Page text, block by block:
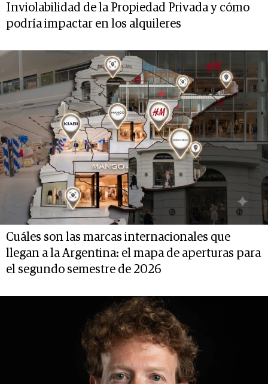
Inviolabilidad de la Propiedad Privada y cómo
podría impactar en los alquileres
Cuáles son las marcas internacionales que
llegan a la Argentina: el mapa de aperturas para
el segundo semestre de 2026